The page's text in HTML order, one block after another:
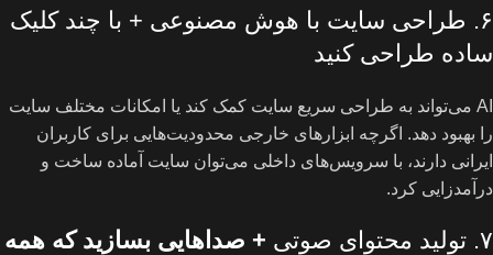
۶. طراحی سایت با هوش مصنوعی + با چند کلیک
ساده طراحی کنید
AI می‌تواند به طراحی سریع سایت کمک کند یا امکانات مختلف سایت
را بهبود دهد. اگرچه ابزارهای خارجی محدودیت‌هایی برای کاربران
ایرانی دارند، با سرویس‌های داخلی می‌توان سایت آماده ساخت و
درآمدزایی کرد.
۷. تولید محتوای صوتی
+ صداهایی بسازید که همه